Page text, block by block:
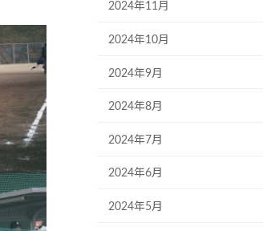
2024年11月
2024年10月
2024年9月
2024年8月
2024年7月
2024年6月
2024年5月